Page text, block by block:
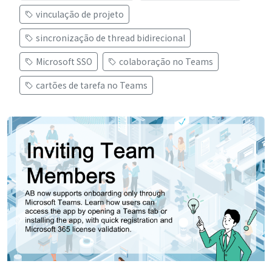
vinculação de projeto
sincronização de thread bidirecional
Microsoft SSO
colaboração no Teams
cartões de tarefa no Teams